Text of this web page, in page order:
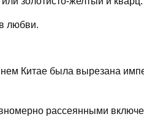
любви.
Китае была вырезана
рассеянными